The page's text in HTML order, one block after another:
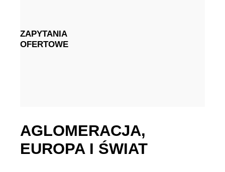
ZAPYTANIA
OFERTOWE
AGLOMERACJA,
EUROPA I ŚWIAT